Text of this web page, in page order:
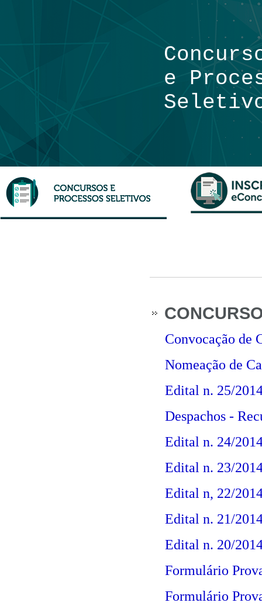
e
Convocação de
Nomeação de
Edital n. 25/
Despachos -
Edital n. 24/
Edital n. 23/
Edital n, 22/
Edital n. 21/
Edital n. 20/
Formulário
Formulário